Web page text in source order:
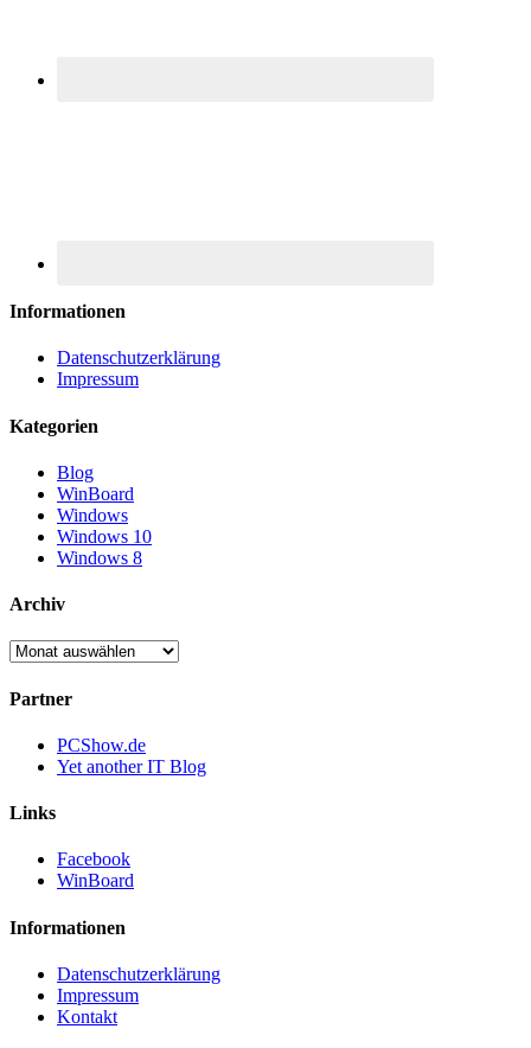
Informationen
Datenschutzerklärung
Impressum
Kategorien
Blog
WinBoard
Windows
Windows 10
Windows 8
Archiv
Archiv
Partner
PCShow.de
Yet another IT Blog
Links
Facebook
WinBoard
Informationen
Datenschutzerklärung
Impressum
Kontakt